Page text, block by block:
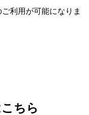
利用が可能になりま
ちら